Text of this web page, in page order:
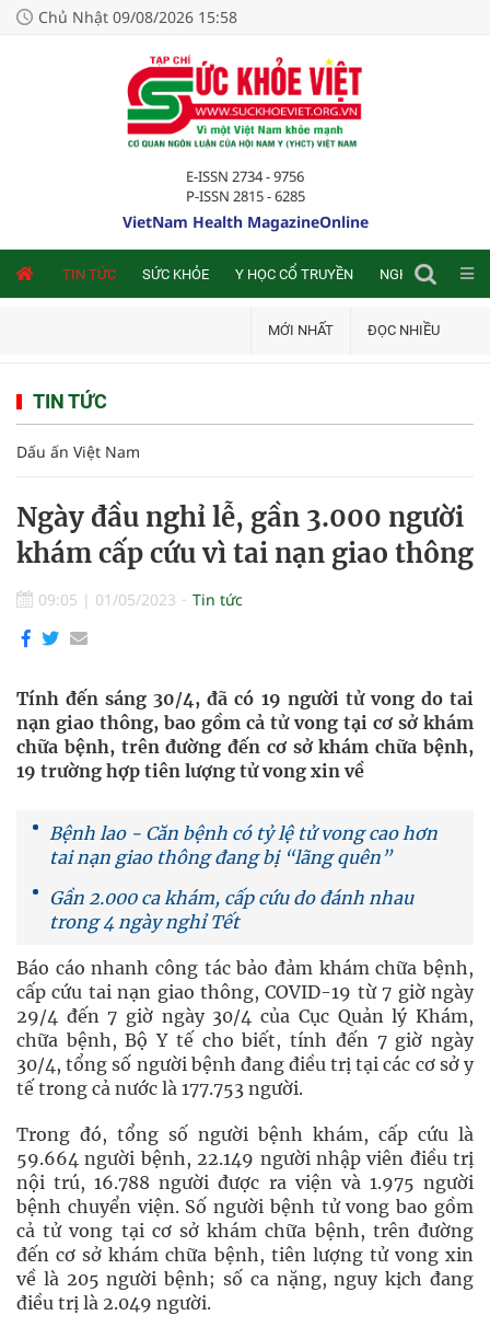
Chủ Nhật 09/08/2026 15:58
E-ISSN 2734 - 9756
P-ISSN 2815 - 6285
VietNam Health MagazineOnline
TIN TỨC SỨC KHỎE Y HỌC CỔ TRUYỀN NGHIÊN CỨU
MỚI NHẤT ĐỌC NHIỀU
TIN TỨC
Dấu ấn Việt Nam
Ngày đầu nghỉ lễ, gần 3.000 người
khám cấp cứu vì tai nạn giao thông
09:05 | 01/05/2023 Tin tức
Tính đến sáng 30/4, đã có 19 người tử vong do tai
nạn giao thông, bao gồm cả tử vong tại cơ sở khám
chữa bệnh, trên đường đến cơ sở khám chữa bệnh,
19 trường hợp tiên lượng tử vong xin về
Bệnh lao - Căn bệnh có tỷ lệ tử vong cao hơn
tai nạn giao thông đang bị “lãng quên”
Gần 2.000 ca khám, cấp cứu do đánh nhau
trong 4 ngày nghỉ Tết
Báo cáo nhanh công tác bảo đảm khám chữa bệnh,
cấp cứu tai nạn giao thông, COVID-19 từ 7 giờ ngày
29/4 đến 7 giờ ngày 30/4 của Cục Quản lý Khám,
chữa bệnh, Bộ Y tế cho biết, tính đến 7 giờ ngày
30/4, tổng số người bệnh đang điều trị tại các cơ sở y
tế trong cả nước là 177.753 người.
Trong đó, tổng số người bệnh khám, cấp cứu là
59.664 người bệnh, 22.149 người nhập viên điều trị
nội trú, 16.788 người được ra viện và 1.975 người
bệnh chuyển viện. Số người bệnh tử vong bao gồm
cả tử vong tại cơ sở khám chữa bệnh, trên đường
đến cơ sở khám chữa bệnh, tiên lượng tử vong xin
về là 205 người bệnh; số ca nặng, nguy kịch đang
điều trị là 2.049 người.